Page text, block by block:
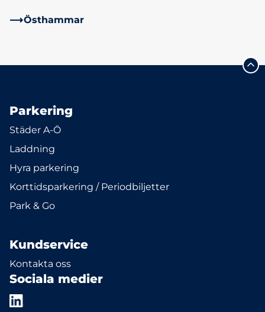
Östhammar
Parkering
Städer A-Ö
Laddning
Hyra parkering
Korttidsparkering / Periodbiljetter
Park & Go
Kundservice
Kontakta oss
Sociala medier